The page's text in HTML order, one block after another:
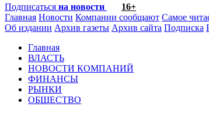
Подписаться на новости
16+
Главная Новости Компании сообщают Самое
Об издании Архив газеты Архив сайта Подписка
Главная
ВЛАСТЬ
НОВОСТИ КОМПАНИЙ
ФИНАНСЫ
РЫНКИ
ОБЩЕСТВО